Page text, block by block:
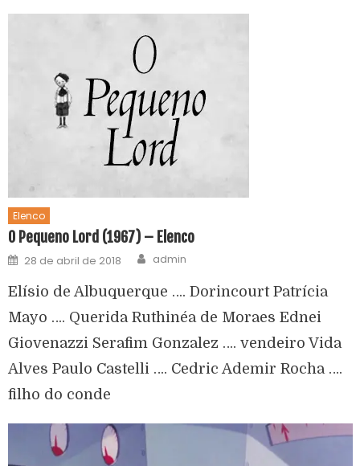
Elenco
O Pequeno Lord (1967) – Elenco
28 de abril de 2018 admin
Elísio de Albuquerque …. Dorincourt Patrícia
Mayo …. Querida Ruthinéa de Moraes Ednei
Giovenazzi Serafim Gonzalez …. vendeiro Vida
Alves Paulo Castelli …. Cedric Ademir Rocha ….
filho do conde